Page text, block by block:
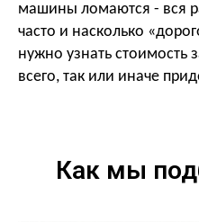
машины ломаются - вся
часто и насколько
нужно узнать стоимость
всего, так или иначе
Как мы